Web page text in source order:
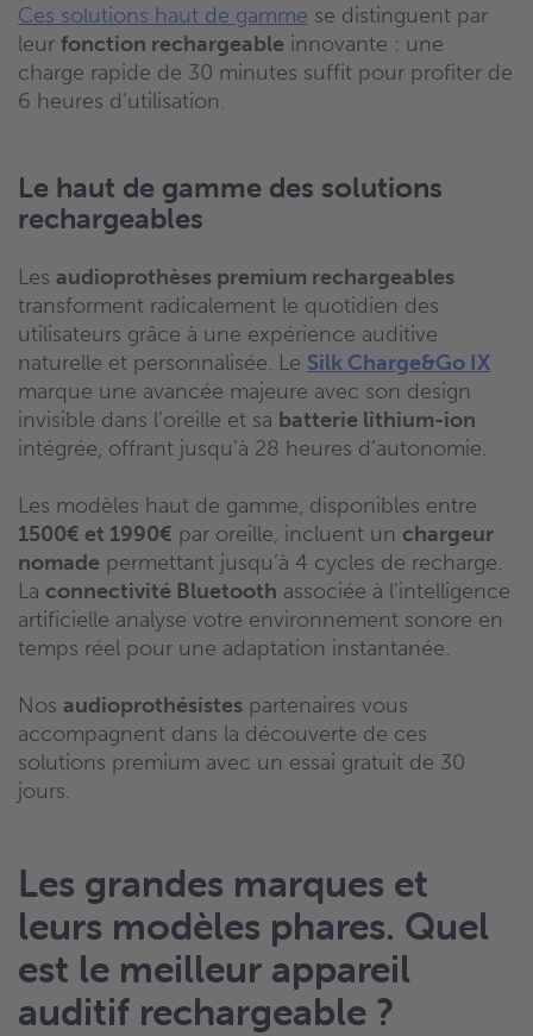
Ces solutions haut de gamme se distinguent par
leur fonction rechargeable innovante : une
charge rapide de 30 minutes suffit pour profiter de
6 heures d’utilisation.
Le haut de gamme des solutions
rechargeables
Les audioprothèses premium rechargeables
transforment radicalement le quotidien des
utilisateurs grâce à une expérience auditive
naturelle et personnalisée. Le Silk Charge&Go IX
marque une avancée majeure avec son design
invisible dans l’oreille et sa batterie lithium-ion
intégrée, offrant jusqu’à 28 heures d’autonomie.
Les modèles haut de gamme, disponibles entre
1500€ et 1990€ par oreille, incluent un chargeur
nomade permettant jusqu’à 4 cycles de recharge.
La connectivité Bluetooth associée à l’intelligence
artificielle analyse votre environnement sonore en
temps réel pour une adaptation instantanée.
Nos audioprothésistes partenaires vous
accompagnent dans la découverte de ces
solutions premium avec un essai gratuit de 30
jours.
Les grandes marques et
leurs modèles phares. Quel
est le meilleur appareil
auditif rechargeable ?